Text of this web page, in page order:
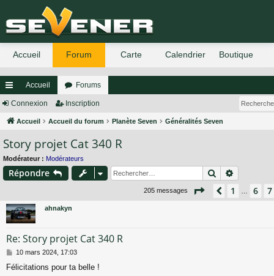
ac
co
ur
ci
Accueil Forums
Connexion Inscription
Accueil Accueil du forum Planète Seven Généralités Seven
Story projet Cat 340 R
Modérateur : Modérateurs
Répondre Rechercher
205 messages Page 8sur 14
Précédent
1 6 7
ahnakyn
Re: Story projet Cat 340 R
M
s
10 mars 2024, 17:03
Félicitations pour ta belle !